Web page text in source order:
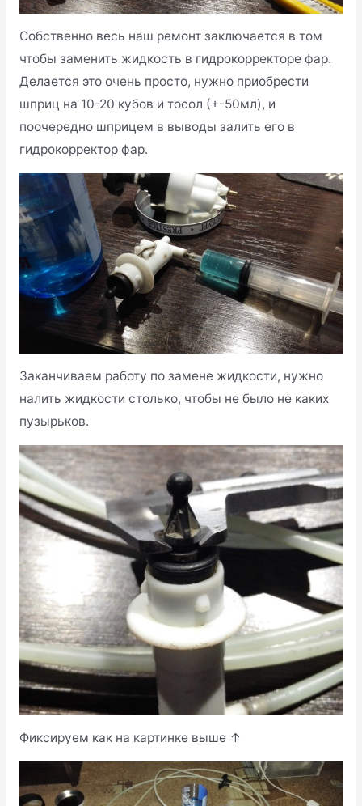
Собственно весь наш ремонт заключается в том
чтобы заменить жидкость в гидрокорректоре фар.
Делается это очень просто, нужно приобрести
шприц на 10-20 кубов и тосол (+-50мл), и
поочередно шприцем в выводы залить его в
гидрокорректор фар.
Заканчиваем работу по замене жидкости, нужно
налить жидкости столько, чтобы не было не каких
пузырьков.
Фиксируем как на картинке выше ↑